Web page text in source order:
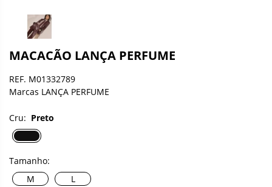
MACACÃO LANÇA PERFUME
REF. M01332789
Marcas LANÇA PERFUME
Cru: Preto
Tamanho:
M
L